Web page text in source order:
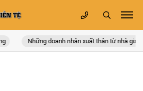
Những doanh nhân xuất thân từ nhà giáo